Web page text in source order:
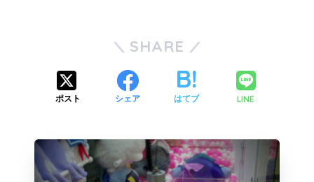
SHARE
ポスト シェア はてブ LINE